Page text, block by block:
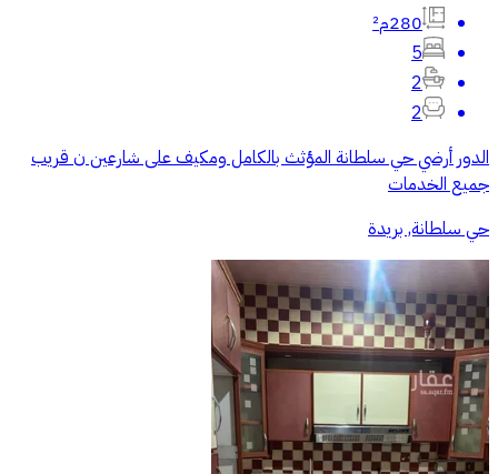
280م²
5
2
2
‏الدور أرضي حي سلطانة المؤثث بالكامل ومكيف على شارعين ن قريب
جميع الخدمات
حي سلطانة, بريدة